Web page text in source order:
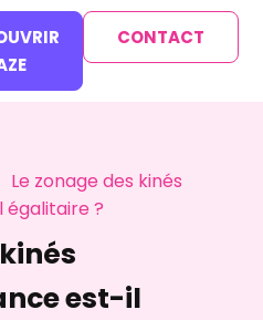
CONTACT
Le zonage des kinés
égalitaire ?
est-il